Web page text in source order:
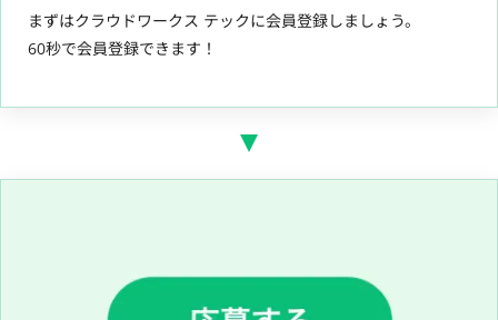
まずはクラウドワークス テックに会員登録しましょう。
60秒で会員登録できます！